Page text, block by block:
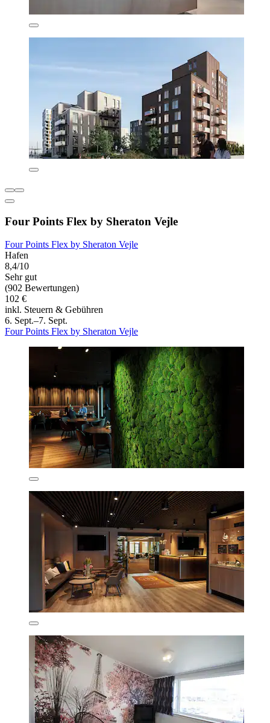
Four Points Flex by Sheraton Vejle
Four Points Flex by Sheraton Vejle
Hafen
8,4/10
Sehr gut
(902 Bewertungen)
102 €
inkl. Steuern & Gebühren
6. Sept.–7. Sept.
Four Points Flex by Sheraton Vejle